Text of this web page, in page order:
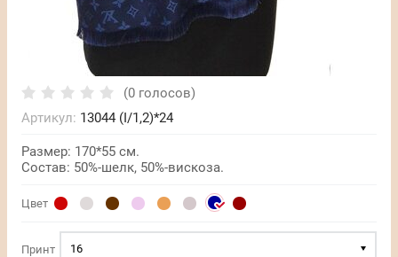
(0 голосов)
Артикул: 13044 (I/1,2)*24
Размер: 170*55 см.
Состав: 50%-шелк, 50%-вискоза.
Цвет
Принт 16